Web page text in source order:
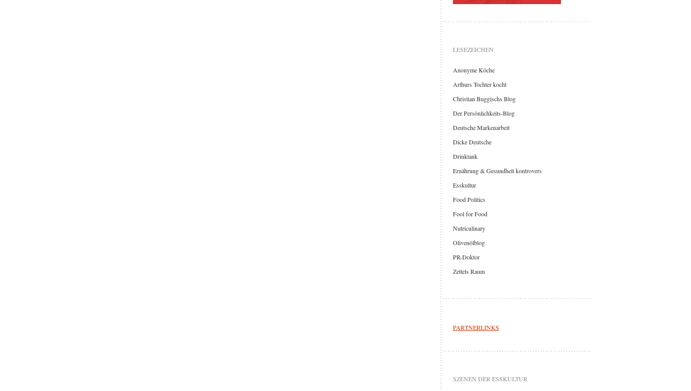
LESEZEICHEN
Anonyme Köche
Arthurs Tochter kocht
Christian Buggischs Blog
Der Persönlichkeits-Blog
Deutsche Markenarbeit
Dicke Deutsche
Drinktank
Ernährung & Gesundheit kontrovers
Esskultur
Food Politics
Fool for Food
Nutriculinary
Olivenölblog
PR-Doktor
Zettels Raum
PARTNERLINKS
SZENEN DER ESSKULTUR